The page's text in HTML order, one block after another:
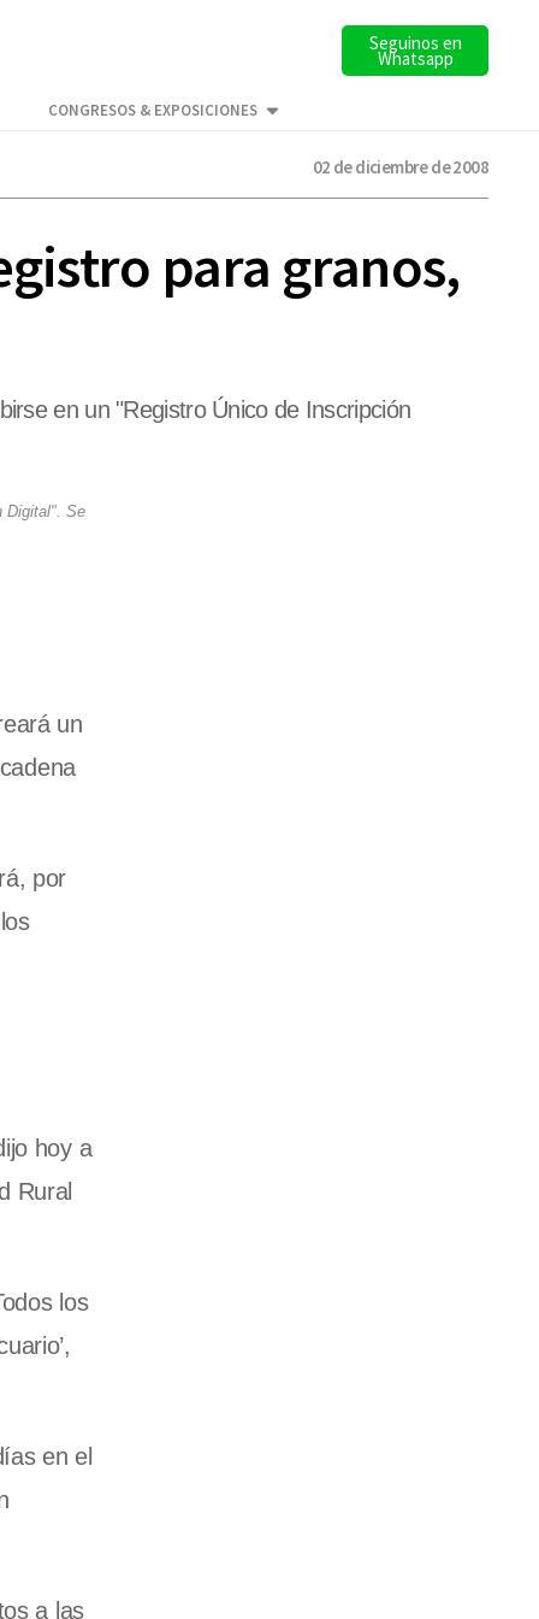
Seguinos en
Whatsapp
CONGRESOS & EXPOSICIONES
02 de diciembre de 2008
para granos,
en un "Registro Único de Inscripción
Digital". Se
un
por
hoy a
Rural
los
en el
a las